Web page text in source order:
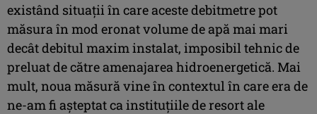
existând situații în care aceste debitmetre pot
măsura în mod eronat volume de apă mai mari
decât debitul maxim instalat, imposibil tehnic de
preluat de către amenajarea hidroenergetică. Mai
mult, noua măsură vine în contextul în care era de
ne-am fi așteptat ca instituțiile de resort ale